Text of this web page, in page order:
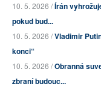
10. 5. 2026 /Írán
pokud bud...
10. 5. 2026 /Vladimir
konci“
10. 5. 2026 /Obranná
zbraní budouc...